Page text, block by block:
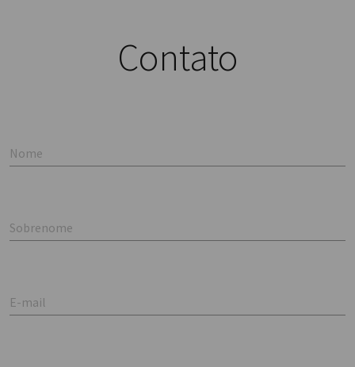
Contato
Nome
Sobrenome
E-mail